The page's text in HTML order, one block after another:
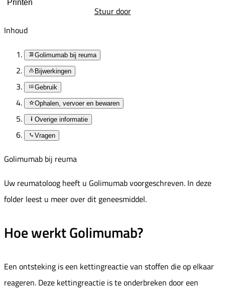
Printen
Stuur door
Inhoud
Golimumab bij reuma
Bijwerkingen
Gebruik
Ophalen, vervoer en bewaren
Overige informatie
Vragen
Golimumab bij reuma
Uw reumatoloog heeft u Golimumab voorgeschreven. In deze
folder leest u meer over dit geneesmiddel.
Hoe werkt Golimumab?
Een ontsteking is een kettingreactie van stoffen die op elkaar
reageren. Deze kettingreactie is te onderbreken door een